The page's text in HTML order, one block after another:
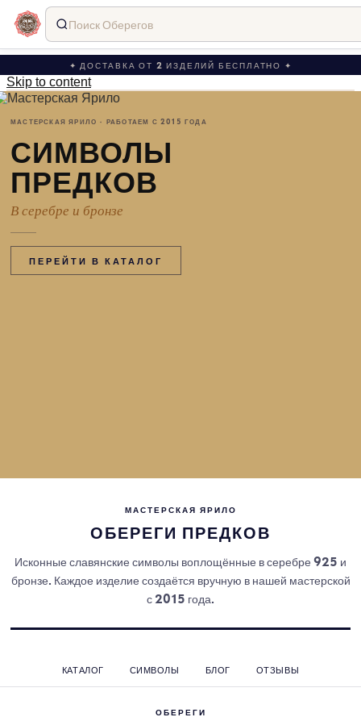
✦ ДОСТАВКА ОТ 2 ИЗДЕЛИЙ БЕСПЛАТНО ✦
Skip to content
МАСТЕРСКАЯ ЯРИЛО · РАБОТАЕМ С 2015 ГОДА
СИМВОЛЫ
ПРЕДКОВ
В серебре и бронзе
ПЕРЕЙТИ В КАТАЛОГ
МАСТЕРСКАЯ ЯРИЛО
ОБЕРЕГИ ПРЕДКОВ
Исконные славянские символы воплощённые в серебре 925 и
бронзе. Каждое изделие создаётся вручную в нашей мастерской
с 2015 года.
КАТАЛОГ СИМВОЛЫ БЛОГ ОТЗЫВЫ
ОБЕРЕГИ
Поиск Оберегов